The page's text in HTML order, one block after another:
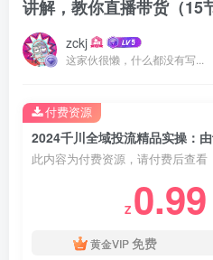
讲解，教你直播带货（15
zckj
这家伙很懒，什么都没有写...
此内容为付费资源，请付费后查看
Z 0.99
黄金VIP免费
付费资源